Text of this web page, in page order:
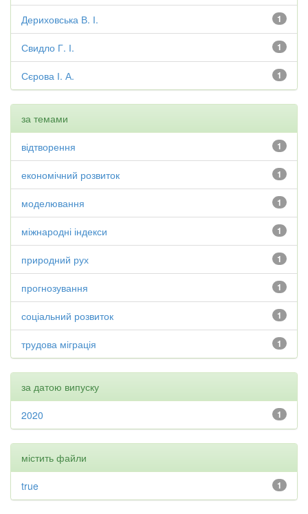
1
Дериховська В. І.
1
Свидло Г. І.
1
Сєрова І. А.
за темами
1
відтворення
1
економічний розвиток
1
моделювання
1
міжнародні індекси
1
природний рух
1
прогнозування
1
соціальний розвиток
1
трудова міграція
за датою випуску
1
2020
містить файли
1
true